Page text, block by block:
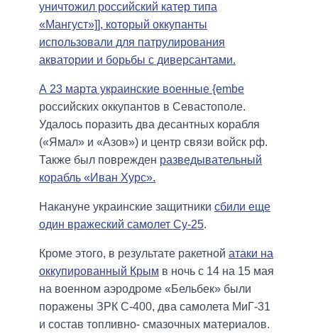
уничтожил российский катер типа
«Мангуст»]], который оккупанты
использовали для патрулирования
акватории и борьбы с диверсантами.
А 23 марта украинские военные {embe
российских оккупантов в Севастополе.
Удалось поразить два десантных корабля
(«Ямал» и «Азов») и центр связи войск рф.
Также был поврежден разведывательный
корабль «Иван Хурс».
Накануне украинские защитники сбили еще
один вражеский самолет Су-25.
Кроме этого, в результате ракетной атаки на
оккупированный Крым в ночь с 14 на 15 мая
на военном аэродроме «Бельбек» были
поражены ЗРК С-400, два самолета МиГ-31
и состав топливно- смазочных материалов.